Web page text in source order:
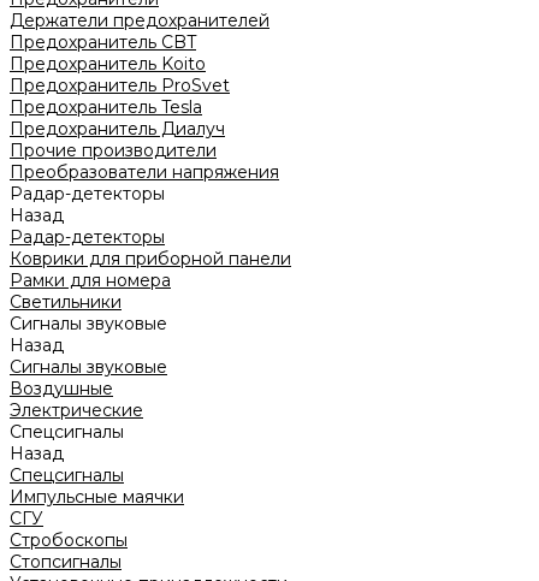
Держатели предохранителей
Предохранитель CBT
Предохранитель Koito
Предохранитель ProSvet
Предохранитель Tesla
Предохранитель Диалуч
Прочие производители
Преобразователи напряжения
Радар-детекторы
Назад
Радар-детекторы
Коврики для приборной панели
Рамки для номера
Светильники
Сигналы звуковые
Назад
Сигналы звуковые
Воздушные
Электрические
Спецсигналы
Назад
Спецсигналы
Импульсные маячки
СГУ
Стробоскопы
Стопсигналы